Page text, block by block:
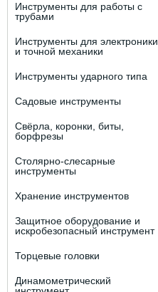
Инструменты для работы с
трубами
Инструменты для электроники
и точной механики
Инструменты ударного типа
Садовые инструменты
Свёрла, коронки, биты,
борфрезы
Столярно-слесарные
инструменты
Хранение инструментов
Защитное оборудование и
искробезопасный инструмент
Торцевые головки
Динамометрический